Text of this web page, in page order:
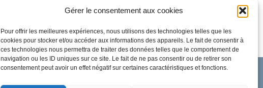
Gérer le consentement aux cookies
Pour offrir les meilleures expériences, nous utilisons des technologies telles que les
cookies pour stocker et/ou accéder aux informations des appareils. Le fait de consentir à
ces technologies nous permettra de traiter des données telles que le comportement de
navigation ou les ID uniques sur ce site. Le fait de ne pas consentir ou de retirer son
consentement peut avoir un effet négatif sur certaines caractéristiques et fonctions.